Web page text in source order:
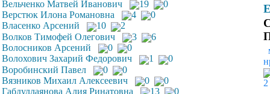
Вельченко Матвей Иванович
19
0
Верстюк Илона Романовна
4
0
Власенко Арсений
10
2
Волков Тимофей Олегович
3
6
Волосников Арсений
0
0
Волохович Захарий Федорович
1
0
Воробинский Павел
0
0
Вязников Михаил Алексеевич
0
0
Габдуллаянова Алия Ринатовна
13
0
2